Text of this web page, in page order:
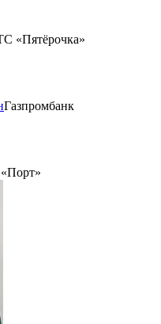
«Пятёрочка»
Газпромбанк